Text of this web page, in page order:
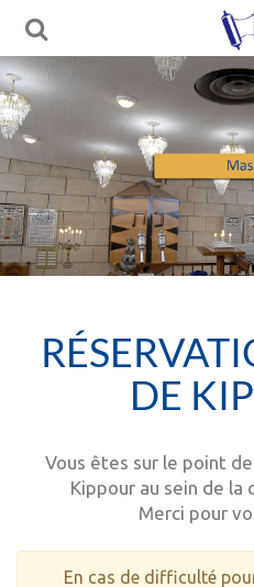
DE
Vous êtes sur le point
Kippour au sein de la
Merci pour
En cas de difficulté